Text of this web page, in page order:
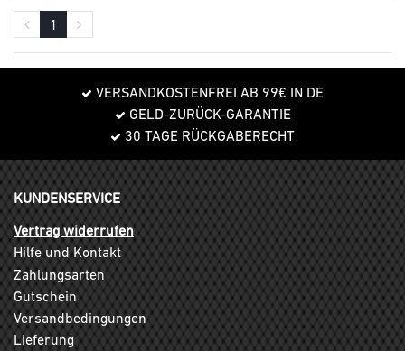
1
VERSANDKOSTENFREI AB 99€ IN DE
GELD-ZURÜCK-GARANTIE
30 TAGE RÜCKGABERECHT
KUNDENSERVICE
Vertrag widerrufen
Hilfe und Kontakt
Zahlungsarten
Gutschein
Versandbedingungen
Lieferung